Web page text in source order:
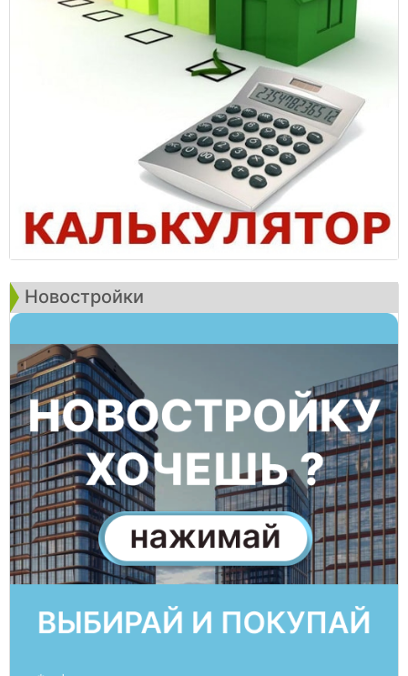
Новостройки